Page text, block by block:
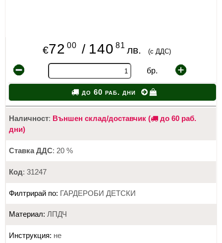
€72 00 / 140 81 лв. (с ДДС)
бр.
до 60 раб. дни
Наличност: Външен склад/доставчик (
до 60 раб.
дни)
Ставка ДДС: 20 %
Код: 31247
Филтрирай по: ГАРДЕРОБИ ДЕТСКИ
Материал: ЛПДЧ
Инструкция: не